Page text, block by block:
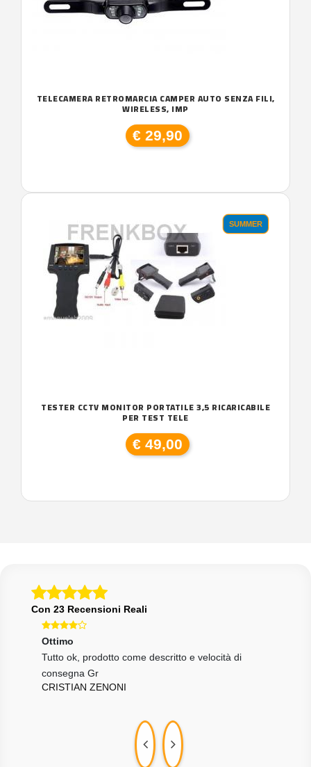
TELECAMERA RETROMARCIA CAMPER AUTO SENZA FILI,
WIRELESS, IMP
€ 29,90
SUMMER
TESTER CCTV MONITOR PORTATILE 3,5 RICARICABILE
PER TEST TELE
€ 49,00
Con 23 Recensioni Reali
Ottimo
Tutto ok, prodotto come descritto e velocità di
consegna Gr
CRISTIAN ZENONI